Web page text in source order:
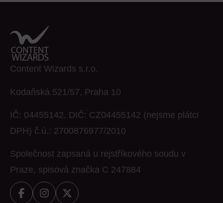
Content Wizards s.r.o.
Kodaňská 521/57, Praha 10
IČ: 04455142, DIČ: CZ04455142 (nejsme plátci
DPH) č.ú.: 2700876977/2010
Společnost zapsaná u rejstříkového soudu v
Praze, spisová značka C 247884